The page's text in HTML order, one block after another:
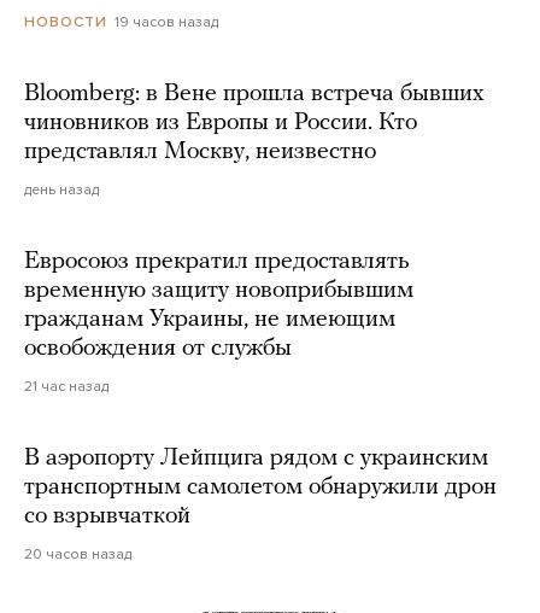
НОВОСТИ 19 часов назад
Bloomberg: в Вене прошла встреча бывших
чиновников из Европы и России. Кто
представлял Москву, неизвестно
день назад
Евросоюз прекратил предоставлять
временную защиту новоприбывшим
гражданам Украины, не имеющим
освобождения от службы
21 час назад
В аэропорту Лейпцига рядом с украинским
транспортным самолетом обнаружили дрон
со взрывчаткой
20 часов назад